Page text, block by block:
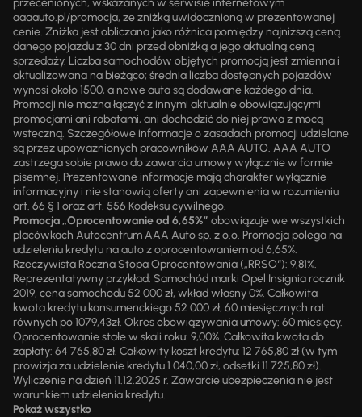
przecenionych, wskazanych w serwisie internetowym
aaaauto.pl/promocja, ze zniżką uwidocznioną w prezentowanej
cenie. Zniżka jest obliczana jako różnica pomiędzy najniższą ceną
danego pojazdu z 30 dni przed obniżką a jego aktualną ceną
sprzedaży. Liczba samochodów objętych promocją jest zmienna i
aktualizowana na bieżąco; średnia liczba dostępnych pojazdów
wynosi około 1500, a nowe auta są dodawane każdego dnia.
Promocji nie można łączyć z innymi aktualnie obowiązującymi
promocjami ani rabatami, ani dochodzić do niej prawa z mocą
wsteczną. Szczegółowe informacje o zasadach promocji udzielane
są przez upoważnionych pracowników AAA AUTO. AAA AUTO
zastrzega sobie prawo do zawarcia umowy wyłącznie w formie
pisemnej. Prezentowane informacje mają charakter wyłącznie
informacyjny i nie stanowią oferty ani zapewnienia w rozumieniu
art. 66 § 1 oraz art. 556 Kodeksu cywilnego.
Promocja „Oprocentowanie od 6,65%” obowiązuje we wszystkich
placówkach Autocentrum AAA Auto sp. z o.o. Promocja polega na
udzieleniu kredytu na auto z oprocentowaniem od 6,65%.
Rzeczywista Roczna Stopa Oprocentowania („RRSO“): 9,81%.
Reprezentatywny przykład: Samochód marki Opel Insignia rocznik
2019, cena samochodu 52 000 zł, wkład własny 0%. Całkowita
kwota kredytu konsumenckiego 52 000 zł, 60 miesięcznych rat
równych po 1079,43zł. Okres obowiązywania umowy: 60 miesięcy.
Oprocentowanie stałe w skali roku: 9,00%. Całkowita kwota do
zapłaty: 64 765,80 zł. Całkowity koszt kredytu: 12 765,80 zł (w tym
prowizja za udzielenie kredytu 1 040,00 zł, odsetki 11 725,80 zł).
Wyliczenie na dzień 11.12.2025 r. Zawarcie ubezpieczenia nie jest
warunkiem udzielenia kredytu.
Pokaż wszystko